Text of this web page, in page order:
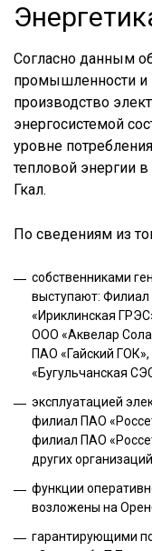
Согласно данным
промышленности и
производство
энергосистемой
уровне
тепловой энергии в
Гкал.
По сведениям из
собственниками
выступают:
«Ириклинская
ООО «Аквелар
ПАО «Гайский
«Бугульчанская
эксплуатацией
филиал ПАО
филиал ПАО
других
функции
возложены на
гарантирующими